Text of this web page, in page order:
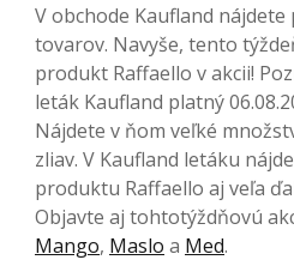
V obchode Kaufland
tovarov. Navyše, tento
produkt Raffaello v akcii!
leták Kaufland platný
Nájdete v ňom veľké
zliav. V Kaufland letáku
produktu Raffaello aj veľa
Objavte aj tohtotýždňovú
Mango, Maslo a Med.